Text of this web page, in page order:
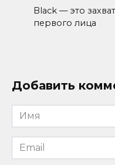
Black — это
первого лица
Добавить
Имя
*
Email
*